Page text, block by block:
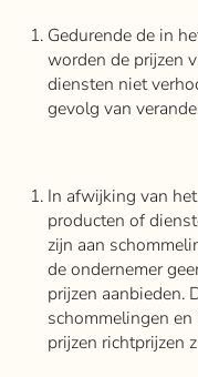
Gedurende de in
worden de prijzen
diensten niet
gevolg van
In afwijking van
producten of
zijn aan
de ondernemer
prijzen aanbieden.
schommelingen
prijzen richtprijzen